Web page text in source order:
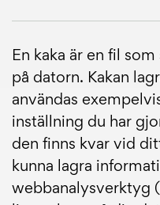
En kaka är en fil
på datorn. Kakan
användas
inställning du har
den finns kvar vid
kunna lagra
webbanalysverktyg